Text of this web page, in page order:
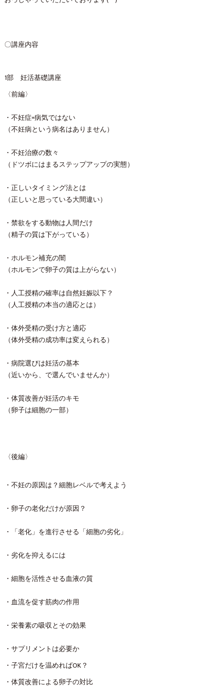
〇講座内容
1部 妊活基礎講座
〈前編〉
・不妊症=病気ではない
（不妊病という病名はありません）
・不妊治療の数々
（ドツボにはまるステップアップの実態）
・正しいタイミング法とは
（正しいと思っている大間違い）
・禁欲をする動物は人間だけ
（精子の質は下がっている）
・ホルモン補充の闇
（ホルモンで卵子の質は上がらない）
・人工授精の確率は自然妊娠以下？
（人工授精の本当の適応とは）
・体外受精の受け方と適応
（体外受精の成功率は変えられる）
・病院選びは妊活の基本
（近いから、で選んでいませんか）
・体質改善が妊活のキモ
（卵子は細胞の一部）
〈後編〉
・不妊の原因は？細胞レベルで考えよう
・卵子の老化だけが原因？
・「老化」を進行させる「細胞の劣化」
・劣化を抑えるには
・細胞を活性させる血液の質
・血流を促す筋肉の作用
・栄養素の吸収とその効果
・サプリメントは必要か
・子宮だけを温めればOK？
・体質改善による卵子の対比